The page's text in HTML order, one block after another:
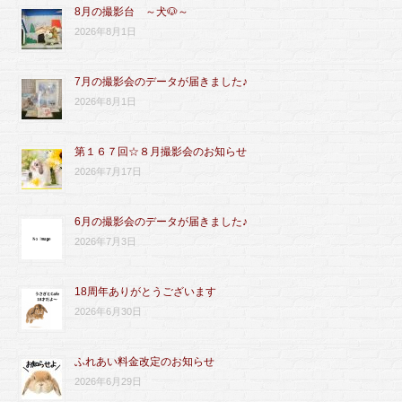
8月の撮影台 ～犬🐶～
2026年8月1日
7月の撮影会のデータが届きました♪
2026年8月1日
第１６７回☆８月撮影会のお知らせ
2026年7月17日
6月の撮影会のデータが届きました♪
2026年7月3日
18周年ありがとうございます
2026年6月30日
ふれあい料金改定のお知らせ
2026年6月29日